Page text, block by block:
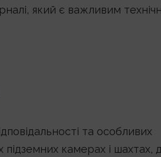
який є важливим
та особливих
камерах і шахтах,